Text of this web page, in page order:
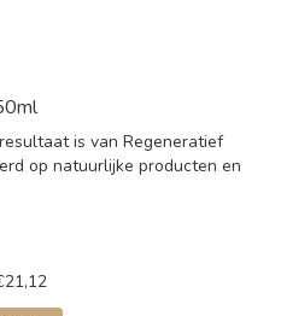
is van Regeneratief
op natuurlijke producten en